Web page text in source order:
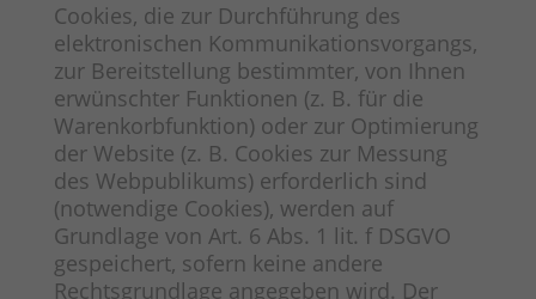
Cookies, die zur Durchführung des
elektronischen Kommunikationsvorgangs,
zur Bereitstellung bestimmter, von Ihnen
erwünschter Funktionen (z. B. für die
Warenkorbfunktion) oder zur Optimierung
der Website (z. B. Cookies zur Messung
des Webpublikums) erforderlich sind
(notwendige Cookies), werden auf
Grundlage von Art. 6 Abs. 1 lit. f DSGVO
gespeichert, sofern keine andere
Rechtsgrundlage angegeben wird. Der